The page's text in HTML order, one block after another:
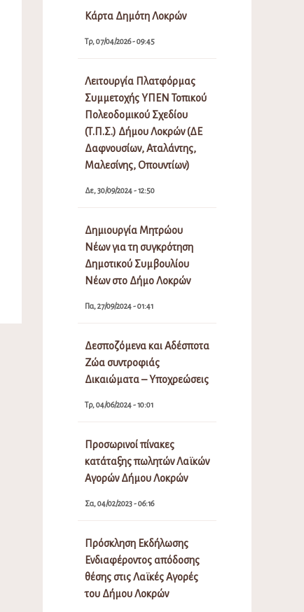
Κάρτα Δημότη Λοκρών
Τρ, 07/04/2026 - 09:45
Λειτουργία Πλατφόρμας
Συμμετοχής ΥΠΕΝ Τοπικού
Πολεοδομικού Σχεδίου
(Τ.Π.Σ.) Δήμου Λοκρών (ΔΕ
Δαφνουσίων, Αταλάντης,
Μαλεσίνης, Οπουντίων)
Δε, 30/09/2024 - 12:50
Δημιουργία Μητρώου
Νέων για τη συγκρότηση
Δημοτικού Συμβουλίου
Νέων στο Δήμο Λοκρών
Πα, 27/09/2024 - 01:41
Δεσποζόμενα και Αδέσποτα
Ζώα συντροφιάς
Δικαιώματα – Υποχρεώσεις
Τρ, 04/06/2024 - 10:01
Προσωρινοί πίνακες
κατάταξης πωλητών Λαϊκών
Αγορών Δήμου Λοκρών
Σα, 04/02/2023 - 06:16
Πρόσκληση Εκδήλωσης
Ενδιαφέροντος απόδοσης
θέσης στις Λαϊκές Αγορές
του Δήμου Λοκρών